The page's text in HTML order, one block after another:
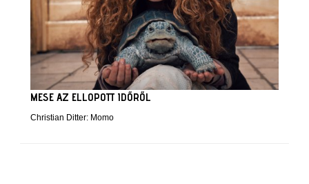
MESE AZ ELLOPOTT IDŐRŐL
Christian Ditter: Momo